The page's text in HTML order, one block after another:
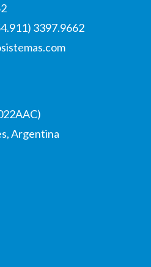
3397.9662
Argentina